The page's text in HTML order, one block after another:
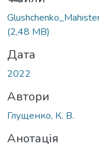
(2,48 MB)
Дата
2022
Автори
Глущенко, К. В.
Анотація